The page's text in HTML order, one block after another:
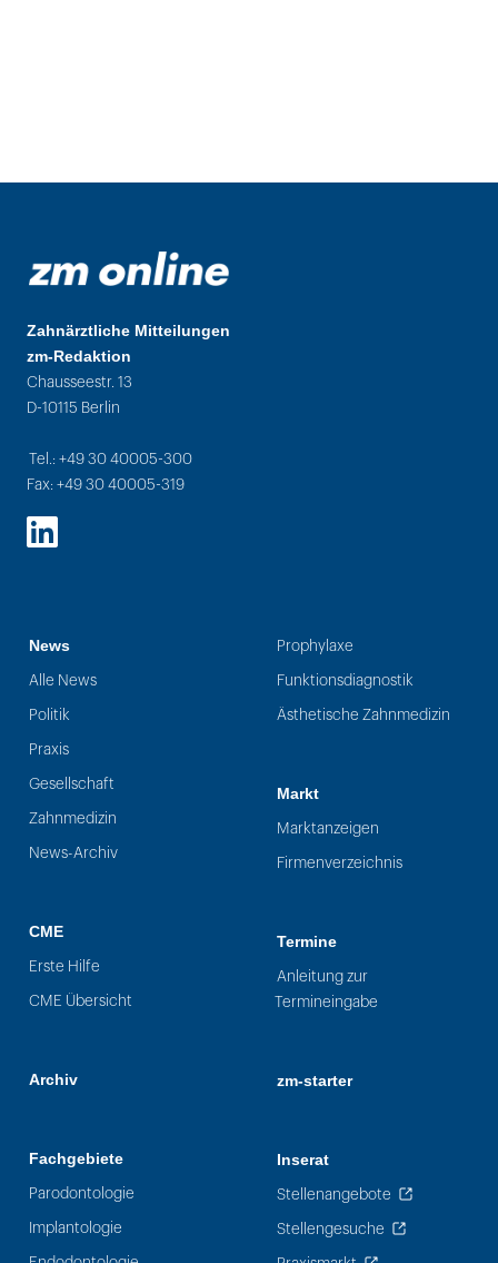
Zahnärztliche Mitteilungen
zm-Redaktion
Chausseestr. 13
D-10115 Berlin
Tel.: +49 30 40005-300
Fax: +49 30 40005-319
LinkedIn
News
Alle News
Politik
Praxis
Gesellschaft
Zahnmedizin
News-Archiv
CME
Erste Hilfe
CME Übersicht
Archiv
Fachgebiete
Parodontologie
Implantologie
Prophylaxe
Funktionsdiagnostik
Ästhetische Zahnmedizin
Markt
Marktanzeigen
Firmenverzeichnis
Termine
Anleitung zur
Termineingabe
zm-starter
Inserat
Stellenangebote
Stellengesuche